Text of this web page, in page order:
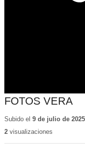
FOTOS VERA
Subido el 9 de julio de 2025
2visualizaciones